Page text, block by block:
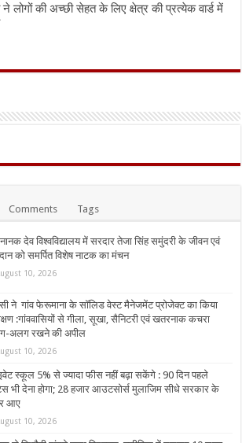
लोगों की अच्छी सेहत के लिए क्षेत्र की प्रत्येक वार्ड में
Comments Tags
देव विश्वविद्यालय में सरदार तेजा सिंह समुंदरी के जीवन एवं
को समर्पित विशेष नाटक का मंचन
10, 2026
ने गांव फेरूमाना के सॉलिड वेस्ट मैनेजमेंट प्रोजेक्ट का किया
:गांववासियों से गीला, सूखा, सैनिटरी एवं खतरनाक कचरा
अलग रखने की अपील
10, 2026
स्कूल 5% से ज्यादा फीस नहीं बढ़ा सकेंगे : 90 दिन पहले
भी देना होगा; 28 हजार आउटसोर्स मुलाजिम सीधे सरकार के
आए
10, 2026